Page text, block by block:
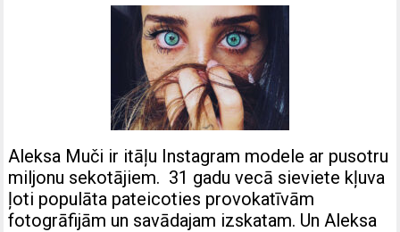
Aleksa Muči ir itāļu Instagram modele ar pusotru
miljonu sekotājiem. 31 gadu vecā sieviete kļuva
ļoti populāta pateicoties provokatīvām
fotogrāfijām un savādajam izskatam. Un Aleksa